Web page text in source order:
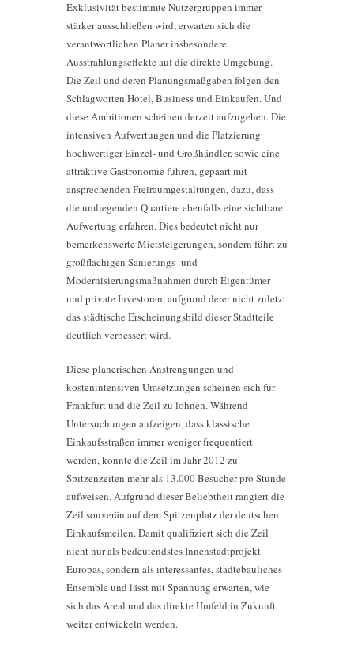
Exklusivität bestimmte Nutzergruppen immer
stärker ausschließen wird, erwarten sich die
verantwortlichen Planer insbesondere
Ausstrahlungseffekte auf die direkte Umgebung.
Die Zeil und deren Planungsmaßgaben folgen den
Schlagworten Hotel, Business und Einkaufen. Und
diese Ambitionen scheinen derzeit aufzugehen. Die
intensiven Aufwertungen und die Platzierung
hochwertiger Einzel- und Großhändler, sowie eine
attraktive Gastronomie führen, gepaart mit
ansprechenden Freiraumgestaltungen, dazu, dass
die umliegenden Quartiere ebenfalls eine sichtbare
Aufwertung erfahren. Dies bedeutet nicht nur
bemerkenswerte Mietsteigerungen, sondern führt zu
großflächigen Sanierungs- und
Modernisierungsmaßnahmen durch Eigentümer
und private Investoren, aufgrund derer nicht zuletzt
das städtische Erscheinungsbild dieser Stadtteile
deutlich verbessert wird.
Diese planerischen Anstrengungen und
kostenintensiven Umsetzungen scheinen sich für
Frankfurt und die Zeil zu lohnen. Während
Untersuchungen aufzeigen, dass klassische
Einkaufsstraßen immer weniger frequentiert
werden, konnte die Zeil im Jahr 2012 zu
Spitzenzeiten mehr als 13.000 Besucher pro Stunde
aufweisen. Aufgrund dieser Beliebtheit rangiert die
Zeil souverän auf dem Spitzenplatz der deutschen
Einkaufsmeilen. Damit qualifiziert sich die Zeil
nicht nur als bedeutendstes Innenstadtprojekt
Europas, sondern als interessantes, städtebauliches
Ensemble und lässt mit Spannung erwarten, wie
sich das Areal und das direkte Umfeld in Zukunft
weiter entwickeln werden.